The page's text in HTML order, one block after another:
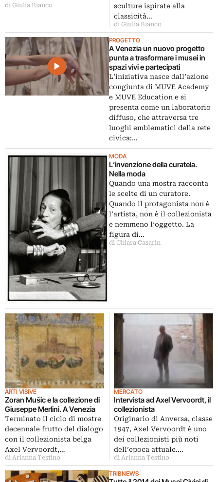
di Giulia Bianco
sculture ispirate alla
classicità…
di Giulia Bianco
PROGETTO
A Venezia un nuovo progetto
punta a trasformare i musei in
spazi vivi e partecipati
L’iniziativa nasce dall’azione
congiunta di MUVE Academy
e MUVE Education e si
presenta come un laboratorio
diffuso, che attraversa tre
luoghi emblematici della rete
civica:…
MODA
L’invenzione della curatela.
Nella moda
Quando una mostra racconta
le scelte di un curatore.
Quando il protagonista non è
l’artista, non è il collezionista
e nemmeno l’oggetto. La
figura di…
di Chiara Casarin
ARTI VISIVE
Zoran Mušic e la collezione di
Giuseppe Merlini. A Venezia
Terminato il ciclo di mostre
decennale frutto del dialogo
con il collezionista belga
Axel Vervoordt,…
di Arianna Testino
MERCATO
Intervista ad Axel Vervoordt, il
collezionista
Originario di Anversa, classe
1947, Axel Vervoordt è uno
dei collezionisti più noti
dell’epoca attuale.…
di Arianna Testino
TRIBNEWS